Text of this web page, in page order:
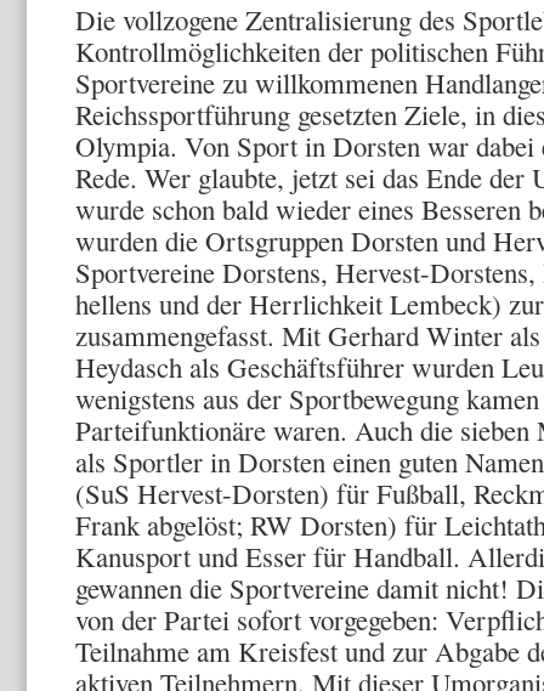
Die vollzogene Zentralisierung des
Kontrollmöglichkeiten der politischen
Sportvereine zu willkommenen
Reichssportfüh­rung gesetzten Ziele, in
Olympia. Von Sport in Dorsten war
Rede. Wer glaubte, jetzt sei das Ende
wurde schon bald wieder eines Besseren
wurden die Ortsgruppen Dorsten und
Sportvereine Dorstens, Hervest-
hellens und der Herrlichkeit Lembeck)
zusammenge­fasst. Mit Gerhard Winter
Heydasch als Geschäftsführer wurden
we­nigstens aus der Sportbewegung
Parteifunktionäre waren. Auch die
als Sportler in Dorsten einen guten
(SuS Hervest-Dorsten) für Fußball,
Frank abgelöst; RW Dorsten) für
Kanusport und Esser für Handball.
gewannen die Sportvereine damit nicht!
von der Partei sofort vorgegeben:
Teilnahme am Kreisfest und zur Abgabe
aktiven Teilnehmern. Mit dieser